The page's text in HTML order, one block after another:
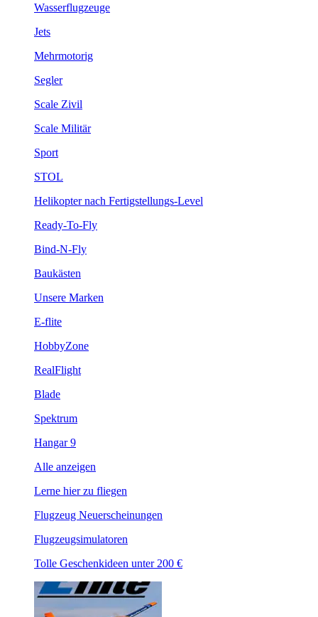
Wasserflugzeuge
Jets
Mehrmotorig
Segler
Scale Zivil
Scale Militär
Sport
STOL
Helikopter nach Fertigstellungs-Level
Ready-To-Fly
Bind-N-Fly
Baukästen
Unsere Marken
E-flite
HobbyZone
RealFlight
Blade
Spektrum
Hangar 9
Alle anzeigen
Lerne hier zu fliegen
Flugzeug Neuerscheinungen
Flugzeugsimulatoren
Tolle Geschenkideen unter 200 €